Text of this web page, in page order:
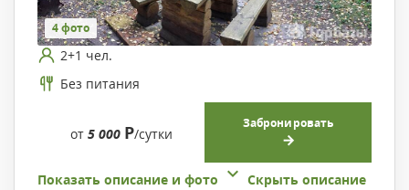
4 фото
2+1 чел.
Без питания
от 5 000 Р/сутки
Забронировать
Показать описание и фото
Скрыть описание